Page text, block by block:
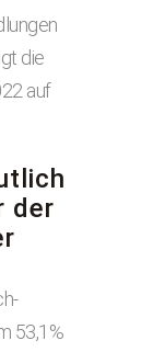
die
auf
der
53,1%